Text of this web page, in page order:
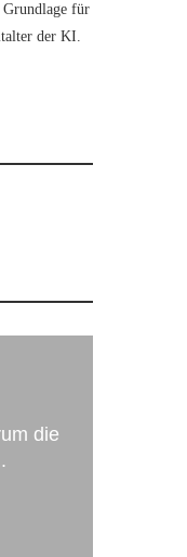
Grundlage für
der KI.
die